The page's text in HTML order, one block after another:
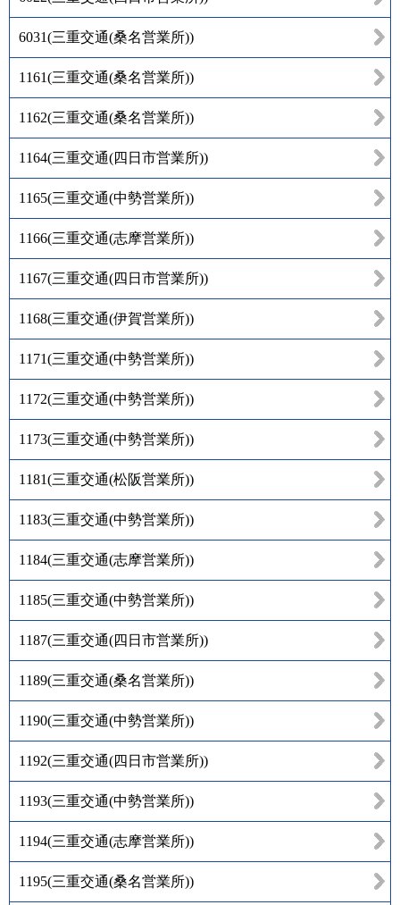
6031(三重交通(桑名営業所))
1161(三重交通(桑名営業所))
1162(三重交通(桑名営業所))
1164(三重交通(四日市営業所))
1165(三重交通(中勢営業所))
1166(三重交通(志摩営業所))
1167(三重交通(四日市営業所))
1168(三重交通(伊賀営業所))
1171(三重交通(中勢営業所))
1172(三重交通(中勢営業所))
1173(三重交通(中勢営業所))
1181(三重交通(松阪営業所))
1183(三重交通(中勢営業所))
1184(三重交通(志摩営業所))
1185(三重交通(中勢営業所))
1187(三重交通(四日市営業所))
1189(三重交通(桑名営業所))
1190(三重交通(中勢営業所))
1192(三重交通(四日市営業所))
1193(三重交通(中勢営業所))
1194(三重交通(志摩営業所))
1195(三重交通(桑名営業所))